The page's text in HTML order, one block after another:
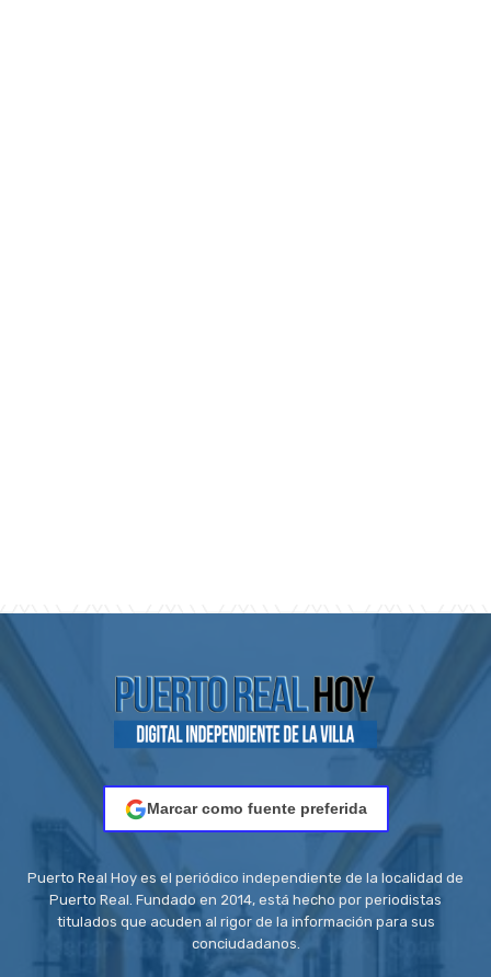
Marcar como fuente preferida
Puerto Real Hoy es el periódico independiente de la localidad de
Puerto Real. Fundado en 2014, está hecho por periodistas
titulados que acuden al rigor de la información para sus
conciudadanos.